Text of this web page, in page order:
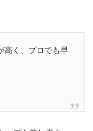
高く、プロでも早